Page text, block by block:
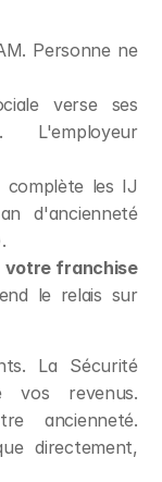
Personne ne
verse ses
L'employeur
complète les IJ
d'ancienneté
votre franchise
le relais sur
La Sécurité
vos revenus.
ancienneté.
directement,